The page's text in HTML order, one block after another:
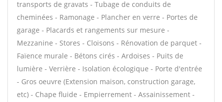
transports de gravats - Tubage de conduits de
cheminées - Ramonage - Plancher en verre - Portes de
garage - Placards et rangements sur mesure -
Mezzanine - Stores - Cloisons - Rénovation de parquet -
Faïence murale - Bétons cirés - Ardoises - Puits de
lumière - Verrière - Isolation écologique - Porte d'entrée
- Gros oeuvre (Extension maison, construction garage,
etc) - Chape fluide - Empierrement - Assainissement -